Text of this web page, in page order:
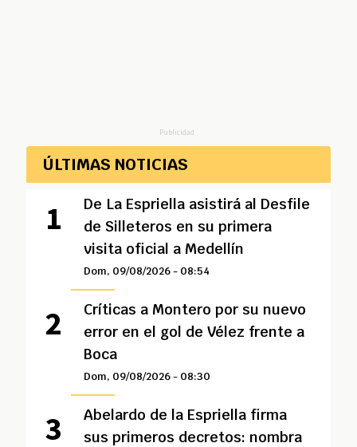
Publicidad
ÚLTIMAS NOTICIAS
De La Espriella asistirá al Desfile
de Silleteros en su primera
visita oficial a Medellín
Dom, 09/08/2026 - 08:54
Críticas a Montero por su nuevo
error en el gol de Vélez frente a
Boca
Dom, 09/08/2026 - 08:30
Abelardo de la Espriella firma
sus primeros decretos: nombra